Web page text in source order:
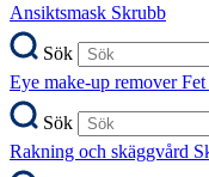
Ansiktsmask Skrubb
Sök
Eye make-up remover
Sök
Rakning och skäggvård